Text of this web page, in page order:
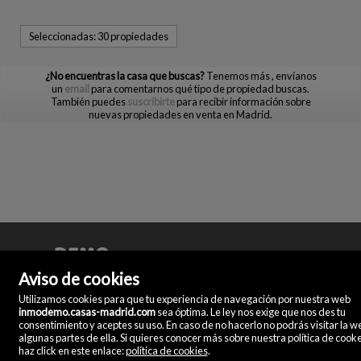
Seleccionadas:30 propiedades
¿No encuentras la casa que buscas?Tenemos más, envíanos
un email para comentarnos qué tipo de propiedad buscas.
También puedessuscribirtepara recibir información sobre
nuevas propiedades en venta en Madrid.
Demo
Doña Micaela Herandez, 2.
27800 Madrid
España
(+34)
928
Aviso de cookies
Utilizamos cookies para que tu experiencia de navegación por nuestra web
inmodemo.casas-madrid.comsea óptima. Le ley nos exige que nos des tu
consentimiento y aceptes su uso. En caso de no hacerlo no podrás visitar la
algunas partes de ella. Si quieres conocer más sobre nuestra política de
haz click en este enlace:política de cookies.